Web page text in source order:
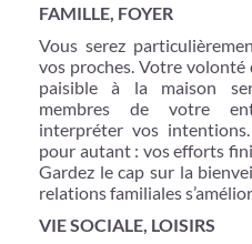
FAMILLE, FOYER
Vous serez
vos proches. Votre
paisible à la maison
membres de votre
interpréter vos
pour autant : vos efforts
Gardez le cap sur la
relations familiales
VIE SOCIALE, LOISIRS